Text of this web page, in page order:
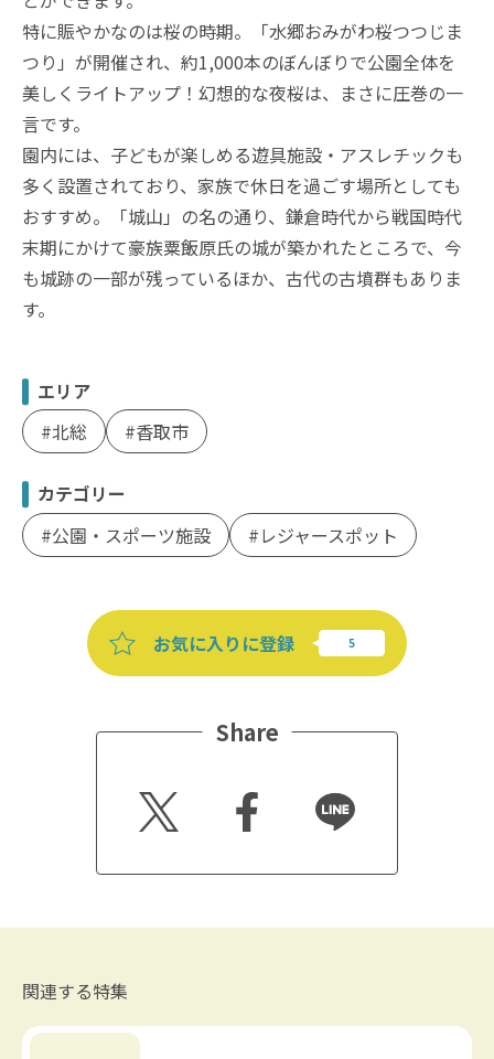
特に賑やかなのは桜の時期。「水郷おみがわ桜つつじま
つり」が開催され、約1,000本のぼんぼりで公園全体を
美しくライトアップ！幻想的な夜桜は、まさに圧巻の一
言です。
園内には、子どもが楽しめる遊具施設・アスレチックも
多く設置されており、家族で休日を過ごす場所としても
おすすめ。「城山」の名の通り、鎌倉時代から戦国時代
末期にかけて豪族粟飯原氏の城が築かれたところで、今
も城跡の一部が残っているほか、古代の古墳群もありま
す。
エリア
北総
香取市
カテゴリー
公園・スポーツ施設
レジャースポット
お気に入りに登録
Share
Twitt
er
Faceb
ook
Line
関連する特集